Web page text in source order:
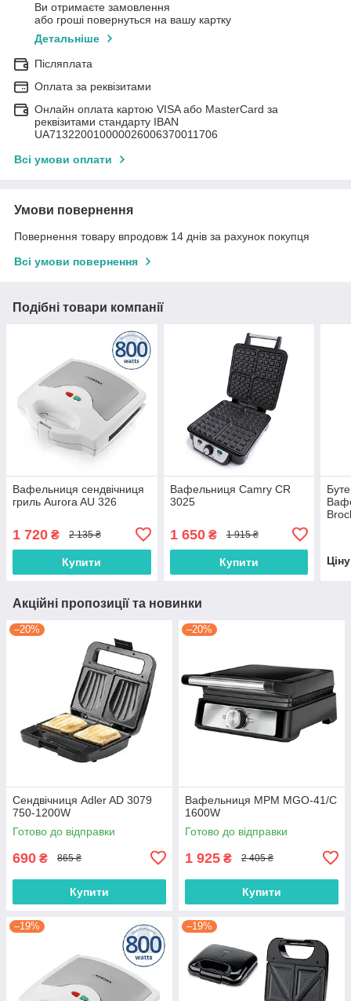
Ви отримаєте замовлення
або гроші повернуться на вашу картку
Детальніше
Післяплата
Оплата за реквізитами
Онлайн оплата картою VISA або MasterCard за
реквізитами стандарту IBAN
UA713220010000026006370011706
Всі умови оплати
Умови повернення
Повернення товару впродовж 14 днів за рахунок покупця
Всі умови повернення
Подібні товари компанії
Вафельниця сендвічниця
гриль Aurora AU 326
1 720 ₴ 2 135 ₴
Купити
Вафельниця Camry CR
3025
1 650₴ 1 915 ₴
Купити
Акційні пропозиції та новинки
–20%
Сендвічниця Adler AD 3079
750-1200W
Готово до відправки
690 ₴ 865 ₴
Купити
–20%
Вафельниця MPM MGO-41/C
1600W
Готово до відправки
1 925 ₴ 2 405 ₴
Купити
–19% –19%